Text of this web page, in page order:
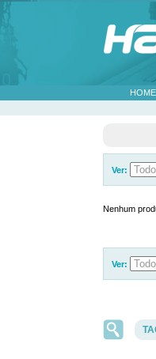
HOME
Ver:
Nenhum
Ver: